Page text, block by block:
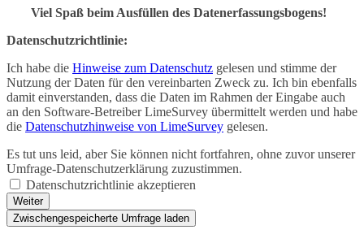
Viel Spaß beim Ausfüllen des Datenerfassungsbogens!
Datenschutzrichtlinie:
Ich habe die Hinweise zum Datenschutz gelesen und stimme der
Nutzung der Daten für den vereinbarten Zweck zu. Ich bin ebenfalls
damit einverstanden, dass die Daten im Rahmen der Eingabe auch
an den Software-Betreiber LimeSurvey übermittelt werden und habe
die Datenschutzhinweise von LimeSurvey gelesen.
Es tut uns leid, aber Sie können nicht fortfahren, ohne zuvor unserer
Umfrage-Datenschutzerklärung zuzustimmen.
Datenschutzrichtlinie akzeptieren
Weiter
Zwischengespeicherte Umfrage laden